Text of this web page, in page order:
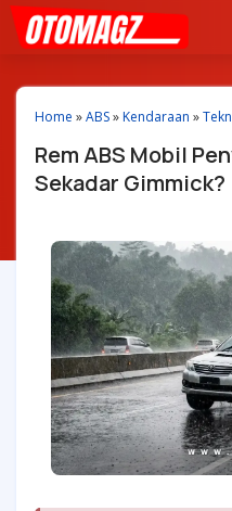
Home »ABS»Kendaraan »
Rem ABS Mobil
Sekadar Gimmick?